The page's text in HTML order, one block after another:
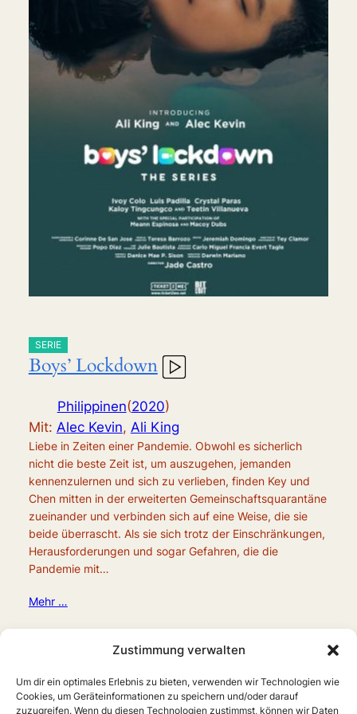
Zustimmung verwalten
Um dir ein optimales Erlebnis zu bieten, verwenden wir Technologien wie
Cookies, um Geräteinformationen zu speichern und/oder darauf
zuzugreifen. Wenn du diesen Technologien zustimmst, können wir Daten
SERIE
Boys’ Lockdown
Philippinen(2020)
Mit: Alec Kevin, Ali King
Liebe in Zeiten einer Pandemie. Obwohl es sicherlich
nicht die beste Zeit ist, um auszugehen, jemanden
kennenzulernen und sich zu verlieben, finden Key und
Chen mitten in der erweiterten Gemeinschaftsquarantäne
zueinander und verbinden sich auf eine Weise, die sie
beide überrascht. Als sie sich trotz der Einschränkungen,
Herausforderungen und sogar Gefahren, die die
Pandemie mit…
Mehr …